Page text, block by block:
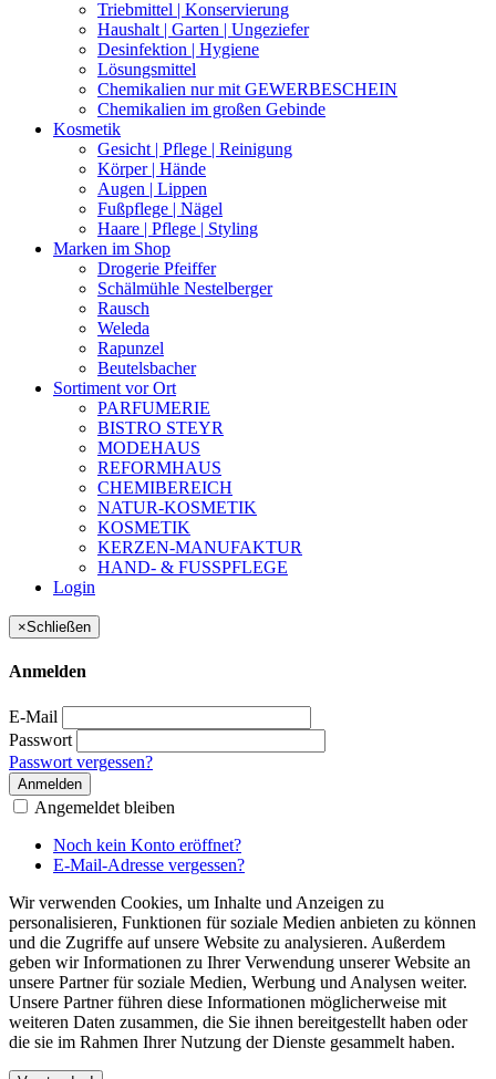
Triebmittel | Konservierung
Haushalt | Garten | Ungeziefer
Desinfektion | Hygiene
Lösungsmittel
Chemikalien nur mit GEWERBESCHEIN
Chemikalien im großen Gebinde
Kosmetik
Gesicht | Pflege | Reinigung
Körper | Hände
Augen | Lippen
Fußpflege | Nägel
Haare | Pflege | Styling
Marken im Shop
Drogerie Pfeiffer
Schälmühle Nestelberger
Rausch
Weleda
Rapunzel
Beutelsbacher
Sortiment vor Ort
PARFUMERIE
BISTRO STEYR
MODEHAUS
REFORMHAUS
CHEMIBEREICH
NATUR-KOSMETIK
KOSMETIK
KERZEN-MANUFAKTUR
HAND- & FUSSPFLEGE
Login
×Schließen
Anmelden
E-Mail
Passwort
Passwort vergessen?
Anmelden
Angemeldet bleiben
Noch kein Konto eröffnet?
E-Mail-Adresse vergessen?
Wir verwenden Cookies, um Inhalte und Anzeigen zu
personalisieren, Funktionen für soziale Medien anbieten zu können
und die Zugriffe auf unsere Website zu analysieren. Außerdem
geben wir Informationen zu Ihrer Verwendung unserer Website an
unsere Partner für soziale Medien, Werbung und Analysen weiter.
Unsere Partner führen diese Informationen möglicherweise mit
weiteren Daten zusammen, die Sie ihnen bereitgestellt haben oder
die sie im Rahmen Ihrer Nutzung der Dienste gesammelt haben.